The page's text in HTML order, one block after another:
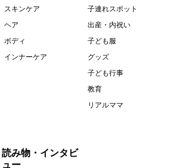
スキンケア
ヘア
ボディ
インナーケア
子連れスポット
出産・内祝い
子ども服
グッズ
子ども行事
教育
リアルママ
読み物・インタビ
ュー